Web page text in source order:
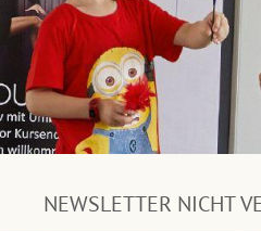
NEWSLETTER NICHT